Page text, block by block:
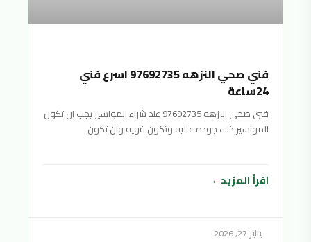
فني صحي النزهه 97692735 اسرع فني
24ساعة
فني صحي النزهه 97692735 عند شراء المواسير يجب ان تكون
المواسير ذات جوده عاليه وتكون قويه وان تكون
اقرأ المزيد
يناير 27, 2026